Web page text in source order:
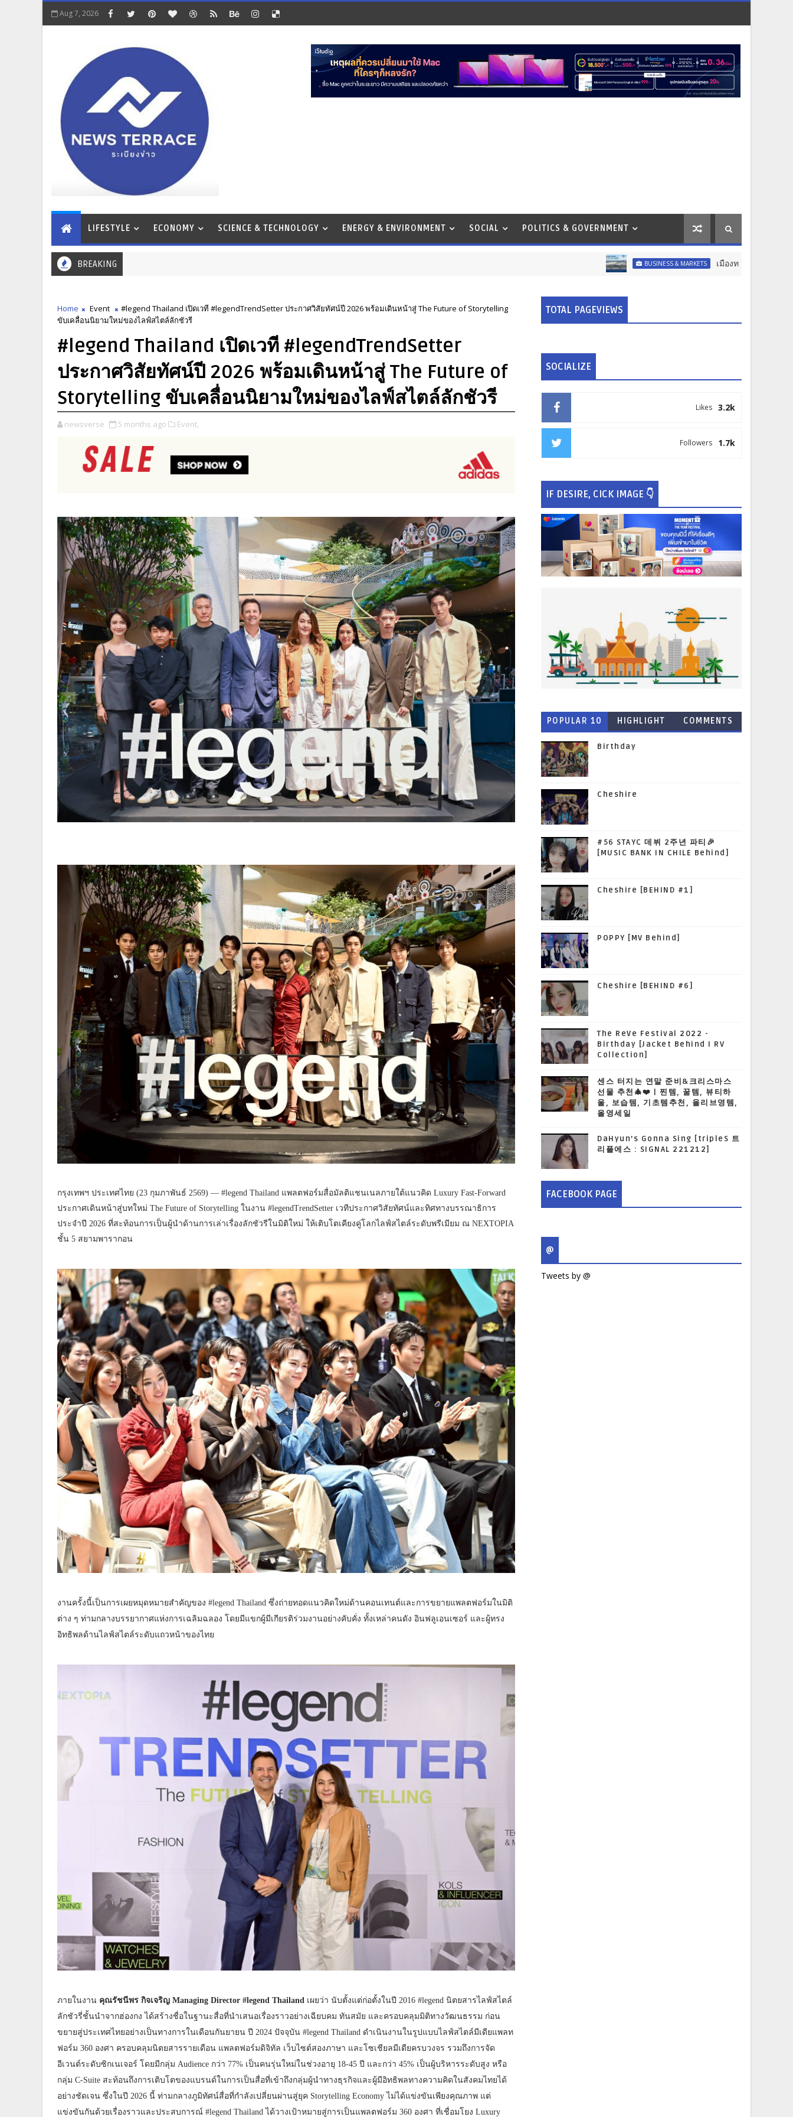
Aug 7, 2026
LIFESTYLE ECONOMY SCIENCE & TECHNOLOGY ENERGY & ENVIRONMENT SOCIAL POLITICS & GOVERNMENT
BREAKING BUSINESS & MARKETS เมืองทองธานี ขึ้นแท่น เขตส่งเสริมเ
Home Event
#legend Thailand เปิดเวที #legendTrendSetter ประกาศวิสัยทัศน์ปี 2026 พร้อมเดินหน้าสู่ The Future of Storytelling
ขับเคลื่อนนิยามใหม่ของไลฟ์สไตล์ลักชัวรี
#legend Thailand เปิดเวที #legendTrendSetter
ประกาศวิสัยทัศน์ปี 2026 พร้อมเดินหน้าสู่ The Future of
Storytelling ขับเคลื่อนนิยามใหม่ของไลฟ์สไตล์ลักชัวรี
newsverse 5 months ago Event,
กรุงเทพฯ ประเทศไทย (23 กุมภาพันธ์ 2569) — #legend Thailand แพลตฟอร์มสื่อมัลติแชนเนลภายใต้แนวคิด Luxury Fast-Forward
ประกาศเดินหน้าสู่บทใหม่ The Future of Storytelling ในงาน #legendTrendSetter เวทีประกาศวิสัยทัศน์และทิศทางบรรณาธิการ
ประจำปี 2026 ที่สะท้อนการเป็นผู้นำด้านการเล่าเรื่องลักชัวรีในมิติใหม่ ให้เติบโตเคียงคู่โลกไลฟ์สไตล์ระดับพรีเมียม ณ NEXTOPIA
ชั้น 5 สยามพารากอน
งานครั้งนี้เป็นการเผยหมุดหมายสำคัญของ #legend Thailand ซึ่งถ่ายทอดแนวคิดใหม่ด้านคอนเทนต์และการขยายแพลตฟอร์มในมิติ
ต่าง ๆ ท่ามกลางบรรยากาศแห่งการเฉลิมฉลอง โดยมีแขกผู้มีเกียรติร่วมงานอย่างคับคั่ง ทั้งเหล่าคนดัง อินฟลูเอนเซอร์ และผู้ทรง
อิทธิพลด้านไลฟ์สไตล์ระดับแถวหน้าของไทย
ภายในงาน คุณรัชนีพร กิจเจริญ Managing Director #legend Thailand เผยว่า นับตั้งแต่ก่อตั้งในปี 2016 #legend นิตยสารไลฟ์สไตล์
ลักชัวรี่ชั้นนำจากฮ่องกง ได้สร้างชื่อในฐานะสื่อที่นำเสนอเรื่องราวอย่างเฉียบคม ทันสมัย และครอบคลุมมิติทางวัฒนธรรม ก่อน
ขยายสู่ประเทศไทยอย่างเป็นทางการในเดือนกันยายน ปี 2024 ปัจจุบัน #legend Thailand ดำเนินงานในรูปแบบไลฟ์สไตล์มีเดียแพลท
ฟอร์ม 360 องศา ครอบคลุมนิตยสารรายเดือน แพลตฟอร์มดิจิทัล เว็บไซต์สองภาษา และโซเชียลมีเดียครบวงจร รวมถึงการจัด
อีเวนต์ระดับซิกเนเจอร์ โดยมีกลุ่ม Audience กว่า 77% เป็นคนรุ่นใหม่ในช่วงอายุ 18-45 ปี และกว่า 45% เป็นผู้บริหารระดับสูง หรือ
กลุ่ม C-Suite สะท้อนถึงการเติบโตของแบรนด์ในการเป็นสื่อที่เข้าถึงกลุ่มผู้นำทางธุรกิจและผู้มีอิทธิพลทางความคิดในสังคมไทยได้
อย่างชัดเจน ซึ่งในปี 2026 นี้ ท่ามกลางภูมิทัศน์สื่อที่กำลังเปลี่ยนผ่านสู่ยุค Storytelling Economy ไม่ได้แข่งขันเพียงคุณภาพ แต่
แข่งขันกันด้วยเรื่องราวและประสบการณ์ #legend Thailand ได้วางเป้าหมายสู่การเป็นแพลตฟอร์ม 360 องศา ที่เชื่อมโยง Luxury
TOTAL PAGEVIEWS
SOCIALIZE
3.2k
Likes
1.7k
Followers
IF DESIRE, CICK IMAGE 👇
POPULAR 10
HIGHLIGHT
COMMENTS
Birthday
Cheshire
#56 STAYC 데뷔 2주년 파티🎉
[MUSIC BANK IN CHILE Behind]
Cheshire [BEHIND #1]
POPPY [MV Behind]
Cheshire [BEHIND #6]
The ReVe Festival 2022 -
Birthday [Jacket Behind I RV
Collection]
센스 터지는 연말 준비&크리스마스
선물 추천🎄❤️ | 찐템, 꿀템, 뷰티하
울, 보습템, 기초템추천, 올리브영템,
올영세일
DaHyun’s Gonna Sing [tripleS 트
리플에스 : SIGNAL 221212]
FACEBOOK PAGE
@
Tweets by @